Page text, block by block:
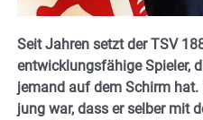
Seit Jahren setzt der TSV
entwicklungsfähige Spieler,
jemand auf dem Schirm hat.
jung war, dass er selber mit